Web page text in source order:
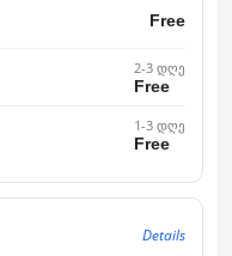
Free
2-3 დღე
Free
1-3 დღე
Free
Details